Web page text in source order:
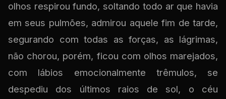
olhos respirou fundo, soltando todo ar que havia
em seus pulmões, admirou aquele fim de tarde,
segurando com todas as forças, as lágrimas,
não chorou, porém, ficou com olhos marejados,
com lábios emocionalmente trêmulos, se
despediu dos últimos raios de sol, o céu